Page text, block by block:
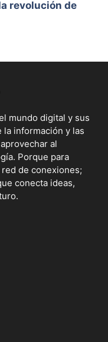
revolución de
mundo digital y sus
la información y las
al
Porque para
de conexiones;
conecta ideas,